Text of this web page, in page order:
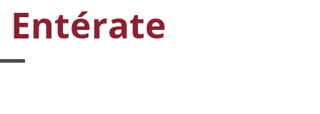
Entérate